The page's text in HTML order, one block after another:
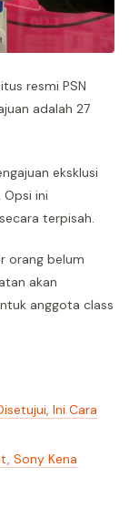
resmi PSN
adalah 27
eksklusi
ini
terpisah.
orang belum
akan
anggota class
Ini Cara
Sony Kena